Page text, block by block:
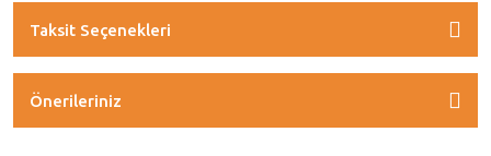
Taksit Seçenekleri
Önerileriniz